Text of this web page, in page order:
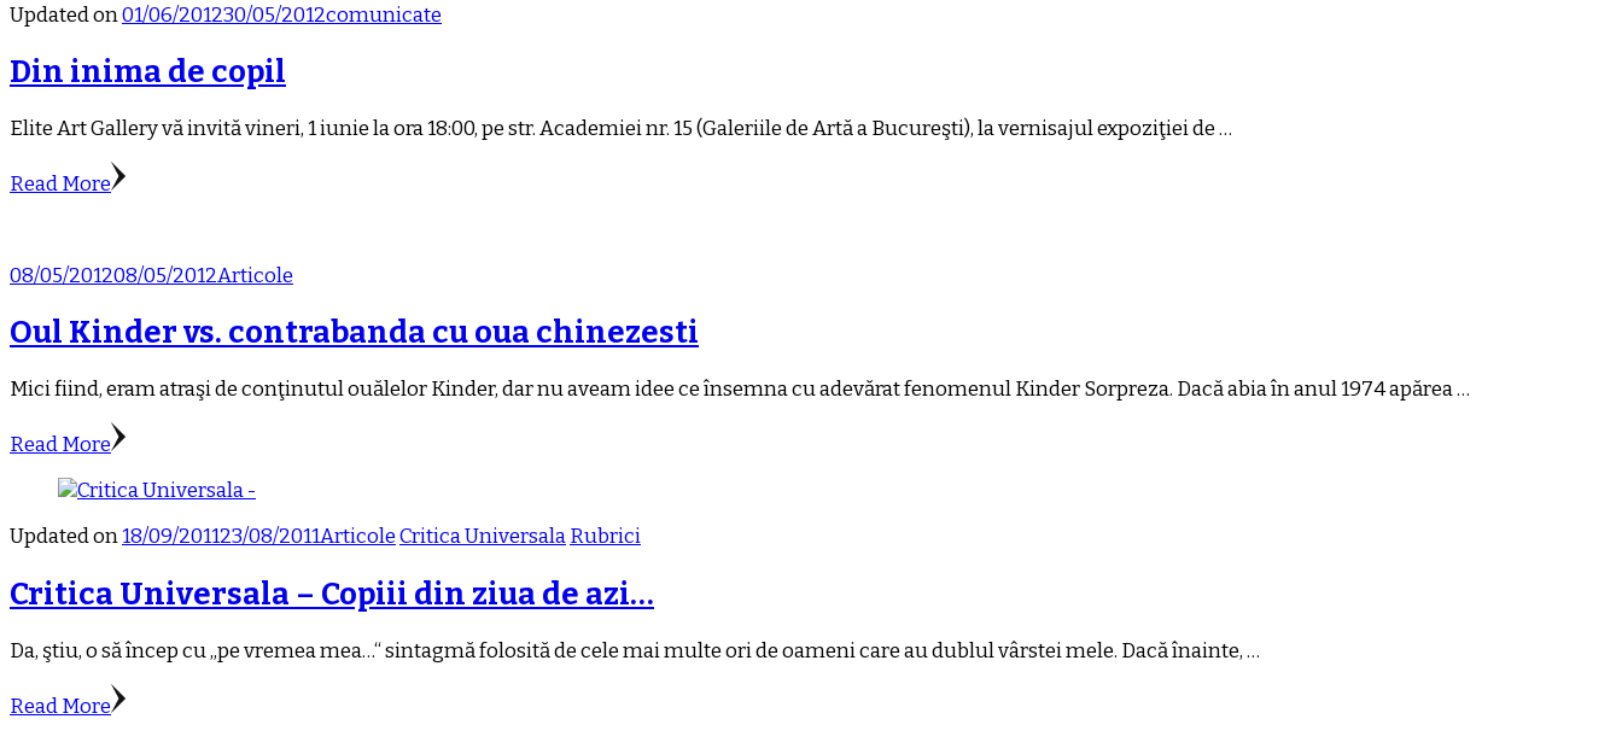
Updated on01/06/201230/05/2012comunicate
Din inima de copil
Elite Art Gallery vă invită vineri, 1 iunie la ora 18:00, pe str. Academiei nr. 15 (Galeriile de Artă a Bucureşti), la vernisajul expoziţiei de …
Read More
08/05/201208/05/2012Articole
Oul Kinder vs. contrabanda cu oua chinezesti
Mici fiind, eram atraşi de conţinutul ouălelor Kinder, dar nu aveam idee ce însemna cu adevărat fenomenul Kinder Sorpreza. Dacă abia în anul 1974 apărea …
Read More
Updated on18/09/201123/08/2011ArticoleCritica UniversalaRubrici
Critica Universala – Copiii din ziua de azi…
Da, ştiu, o să încep cu „pe vremea mea…“ sintagmă folosită de cele mai multe ori de oameni care au dublul vârstei mele. Dacă înainte, …
Read More